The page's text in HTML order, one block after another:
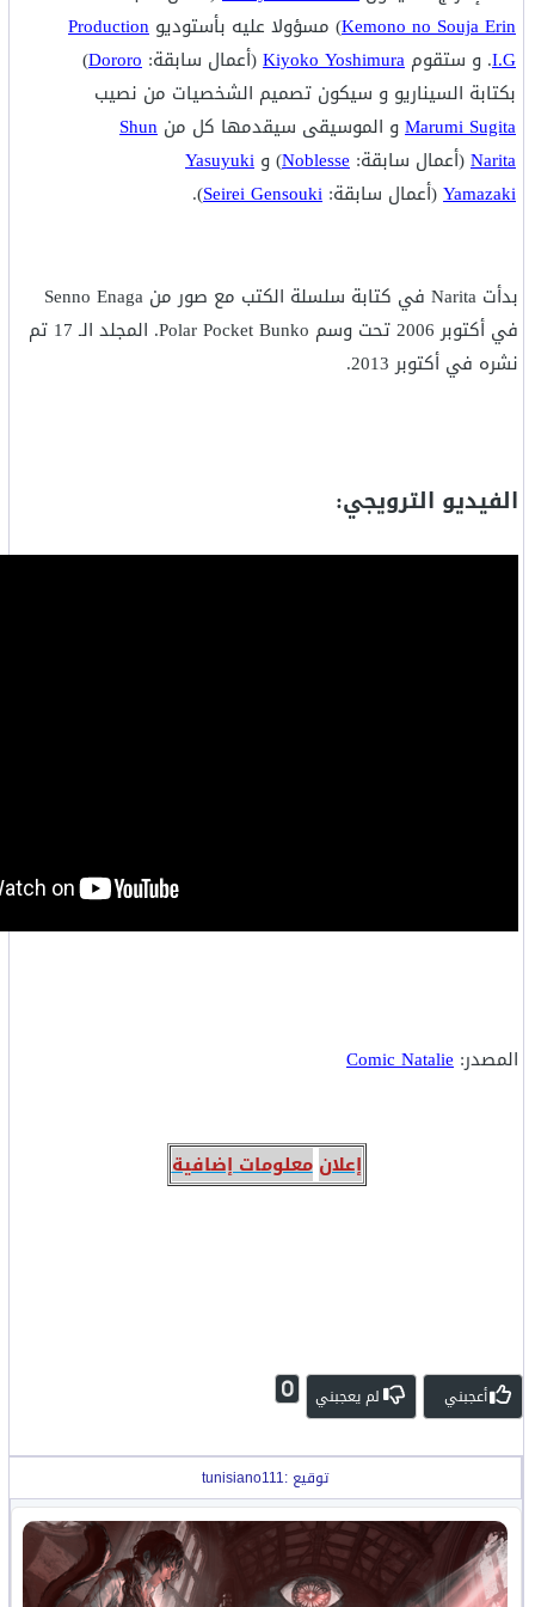
Kemono no Souja Erin) مسؤولا عليه بأستوديو Production
I.G. و ستقوم Kiyoko Yoshimura(أعمال سابقة: Dororo
)
بكتابة السيناريو و سيكون تصميم الشخصيات من نصيب
Marumi Sugitaو الموسيقى سيقدمها كل من Shun
Narita(أعمال سابقة: Noblesse) و Yasuyuki
Yamazaki(أعمال سابقة: Seirei Gensouki
).
بدأت Narita في كتابة سلسلة الكتب مع صور من Senno Enaga
في أكتوبر 2006 تحت وسم Polar Pocket Bunko. المجلد الـ 17 تم
نشره في أكتوبر 2013.
الفيديو الترويجي:
المصدر: Comic Natalie
إعلان معلومات إضافية
أعجبني لم يعجبني 0
توقيع :tunisiano111